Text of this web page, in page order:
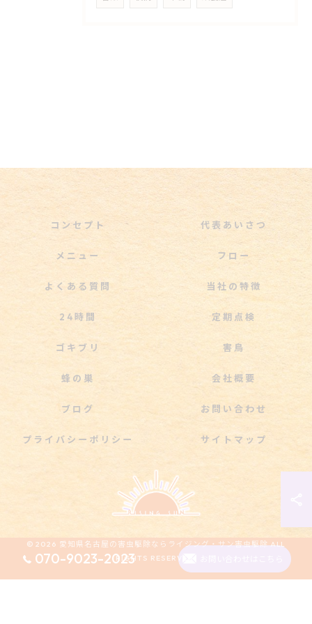
070-9023-2023
コンセプト 代表あいさつ
メニュー フロー
よくある質問 当社の特徴
24時間 定期点検
ゴキブリ 害鳥
蜂の巣 会社概要
ブログ お問い合わせ
プライバシーポリシー サイトマップ
© 2026 愛知県名古屋の害虫駆除ならライジング・サン害虫駆除 ALL
RIGHTS RESERVED.